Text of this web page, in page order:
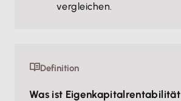
vergleichen.
Definition
Was ist Eigenkapitalrentabilität